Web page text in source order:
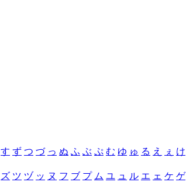
す ず つ づ っ ぬ ふ ぶ ぷ む ゆ ゅ る え ぇ け
ズ ツ ヅ ッ ヌ フ ブ プ ム ユ ュ ル エ ェ ケ ゲ